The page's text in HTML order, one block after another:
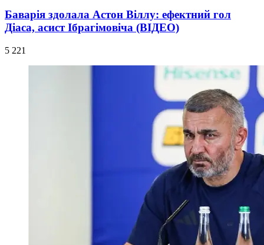
Баварія здолала Астон Віллу: ефектний гол
Діаса, асист Ібрагімовіча (ВІДЕО)
5 221